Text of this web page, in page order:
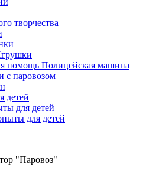
творчества
помощь Полицейская машина
с паровозом
детей
для детей
для детей
"Паровоз"